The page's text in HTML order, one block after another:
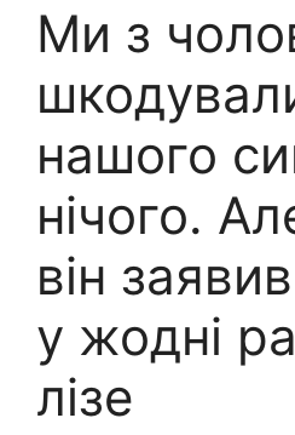
Ми з
нашого
нічого.
він
у жодні
лізе